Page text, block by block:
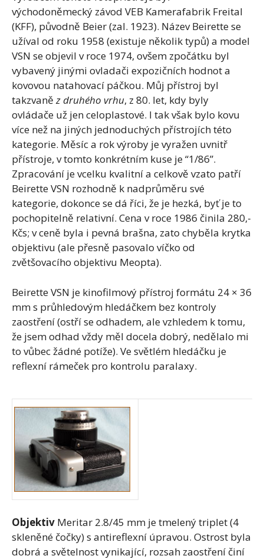
východoněmecký závod VEB Kamerafabrik Freital
(KFF), původně Beier (zal. 1923). Název Beirette se
užíval od roku 1958 (existuje několik typů) a model
VSN se objevil v roce 1974, ovšem zpočátku byl
vybavený jinými ovladači expozičních hodnot a
kovovou natahovací páčkou. Můj přístroj byl
takzvaněz druhého vrhu, z 80. let, kdy byly
ovládače už jen celoplastové. I tak však bylo kovu
více než na jiných jednoduchých přístrojích této
kategorie. Měsíc a rok výroby je vyražen uvnitř
přístroje, v tomto konkrétním kuse je “1/86”.
Zpracování je vcelku kvalitní a celkově vzato patří
Beirette VSN rozhodně k nadprůměru své
kategorie, dokonce se dá říci, že je hezká, byť je to
pochopitelně relativní. Cena v roce 1986 činila 280,-
Kčs; v ceně byla i pevná brašna, zato chyběla krytka
objektivu (ale přesně pasovalo víčko od
zvětšovacího objektivu Meopta).
Beirette VSN je kinofilmový přístroj formátu 24 × 36
mm s průhledovým hledáčkem bez kontroly
zaostření (ostří se odhadem, ale vzhledem k tomu,
že jsem odhad vždy měl docela dobrý, nedělalo mi
to vůbec žádné potíže). Ve světlém hledáčku je
reflexní rámeček pro kontrolu paralaxy.
Objektiv Meritar 2.8/45 mm je tmelený triplet (4
skleněné čočky) s antireflexní úpravou. Ostrost byla
dobrá a světelnost vynikající, rozsah zaostření činí